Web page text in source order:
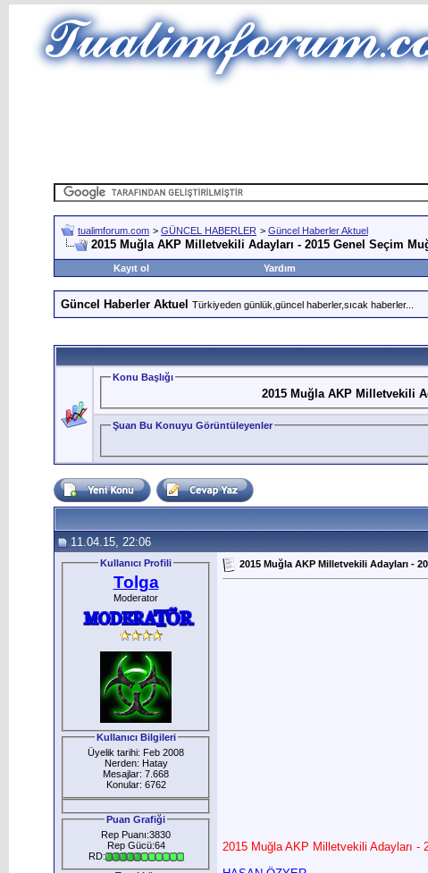
tualimforum.com > GÜNCEL HABERLER > Güncel Haberler Aktuel
2015 Muğla AKP Milletvekili Adayları - 2015 Genel Seçim
Kayıt ol
Yardım
Güncel Haberler Aktuel Türkiyeden günlük,güncel haberler,sıcak haberler...
Konu Başlığı
2015 Muğla AKP Milletvekili
Şuan Bu Konuyu Görüntüleyenler
11.04.15, 22:06
Kullanıcı Profili
Tolga
Moderator
Kullanıcı Bilgileri
Üyelik tarihi: Feb 2008
Nerden: Hatay
Mesajlar: 7.668
Konular: 6762
Puan Grafiği
Rep Puanı:3830
Rep Gücü:64
RD:
2015 Muğla AKP Milletvekili Adayları -
2015 Muğla AKP Milletvekili Adayları -